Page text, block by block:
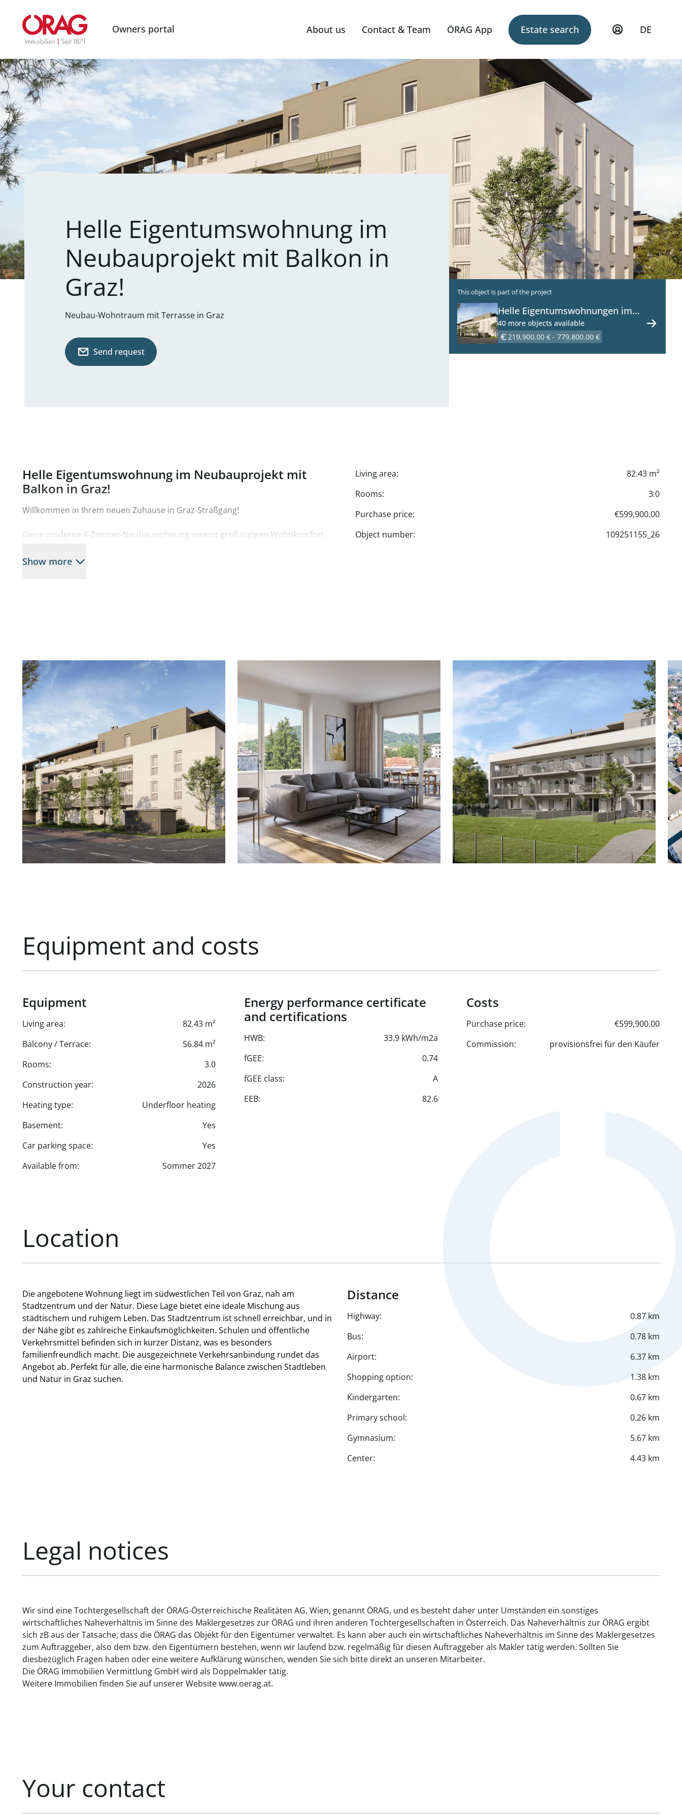
Owners portal About us Contact & Team ÖRAG App Estate search DE
Helle Eigentumswohnung im
Neubauprojekt mit Balkon in
Graz!
Neubau-Wohntraum mit Terrasse in Graz
Send request
This object is part of the project
Helle Eigentumswohnungen im
Neubauprojekt mit Balkon oder
Garten in Graz!
40 more objects available
219,900.00 € - 779,800.00 €
Helle Eigentumswohnung im Neubauprojekt mit
Balkon in Graz!
Willkommen in Ihrem neuen Zuhause in Graz-Straßgang!
Diese moderne 4-Zimmer-Neubauwohnung vereint großzügigen Wohnkomfort
Das stilvolle Badezimmer ist mit modernen Armaturen und hochwertigen
Fliesen ausgestattet und sorgt für ein angenehmes Wohlfühlambiente.
Ein Kellerabteil bietet zusätzlichen Stauraum.
Zur Wohnung gehört außerdem ein Tiefgaragenplatz (Kaufpreis: € 27.000), der
den Komfort abrundet.
Verkaufspreis Wohnung: € 429.800
Die Wohnung befindet sich in einer ruhigen Lage in 8054 Graz-Straßgang und
verfügt über folgende Highlights:
- großzügige Wohnfläche von ca. 85,35 m²
- heller, offener Wohn- und Essbereich mit moderner Küche
- drei ideal geschnittene Schlafzimmer
- Kellerabteil für zusätzlichen Stauraum
Show more
Living area:
82.43 m²
Rooms:
3.0
Purchase price:
€599,900.00
Object number:
109251155_26
Equipment and costs
Equipment
Living area:
82.43 m²
Balcony / Terrace:
56.84 m²
Rooms:
3.0
Construction year:
2026
Heating type:
Underfloor heating
Basement:
Yes
Car parking space:
Yes
Available from:
Sommer 2027
Energy performance certificate
and certifications
HWB:
33.9 kWh/m2a
fGEE:
0.74
fGEE class:
A
EEB:
82.6
Costs
Purchase price:
€599,900.00
Commission:
provisionsfrei für den Käufer
Location
Die angebotene Wohnung liegt im südwestlichen Teil von Graz, nah am
Stadtzentrum und der Natur. Diese Lage bietet eine ideale Mischung aus
städtischem und ruhigem Leben. Das Stadtzentrum ist schnell erreichbar, und in
der Nähe gibt es zahlreiche Einkaufsmöglichkeiten. Schulen und öffentliche
Verkehrsmittel befinden sich in kurzer Distanz, was es besonders
familienfreundlich macht. Die ausgezeichnete Verkehrsanbindung rundet das
Angebot ab. Perfekt für alle, die eine harmonische Balance zwischen Stadtleben
und Natur in Graz suchen.
Distance
Highway:
0.87 km
Bus:
0.78 km
Airport:
6.37 km
Shopping option:
1.38 km
Kindergarten:
0.67 km
Primary school:
0.26 km
Gymnasium:
5.67 km
Center:
4.43 km
Legal notices
Wir sind eine Tochtergesellschaft der ÖRAG-Österreichische Realitäten AG, Wien, genannt ÖRAG, und es besteht daher unter Umständen ein sonstiges
wirtschaftliches Naheverhältnis im Sinne des Maklergesetzes zur ÖRAG und ihren anderen Tochtergesellschaften in Österreich. Das Naheverhältnis zur ÖRAG ergibt
sich zB aus der Tatsache, dass die ÖRAG das Objekt für den Eigentümer verwaltet. Es kann aber auch ein wirtschaftliches Naheverhältnis im Sinne des Maklergesetzes
zum Auftraggeber, also dem bzw. den Eigentümern bestehen, wenn wir laufend bzw. regelmäßig für diesen Auftraggeber als Makler tätig werden. Sollten Sie
diesbezüglich Fragen haben oder eine weitere Aufklärung wünschen, wenden Sie sich bitte direkt an unseren Mitarbeiter.
Die ÖRAG Immobilien Vermittlung GmbH wird als Doppelmakler tätig.
Weitere Immobilien finden Sie auf unserer Website www.oerag.at.
Your contact